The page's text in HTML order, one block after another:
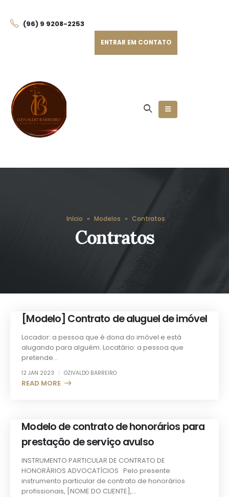
(96) 9 9208-2253
ENTRAR EM CONTATO
Início » Modelos » Contratos
Contratos
[Modelo] Contrato de aluguel de imóvel
Locador: a pessoa que é dona do imóvel e está
alugando para alguém. Locatário: a pessoa que
pretende...
12 JAN 2023 OZIVALDO BARREIRO
READ MORE +
Modelo de contrato de honorários para
prestação de serviço avulso
INSTRUMENTO PARTICULAR DE CONTRATO DE
HONORÁRIOS ADVOCATÍCIOS Pelo presente
instrumento particular de contrato de honorários
profissionais, [NOME DO CLIENTE],...